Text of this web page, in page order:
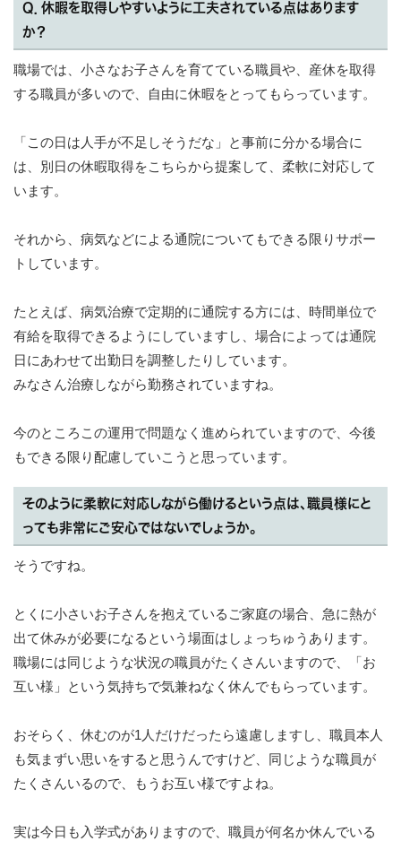
Q．休暇を取得しやすいように工夫されている点はあります
か？
職場では、小さなお子さんを育てている職員や、産休を取得
する職員が多いので、自由に休暇をとってもらっています。
「この日は人手が不足しそうだな」と事前に分かる場合に
は、別日の休暇取得をこちらから提案して、柔軟に対応して
います。
それから、病気などによる通院についてもできる限りサポー
トしています。
たとえば、病気治療で定期的に通院する方には、時間単位で
有給を取得できるようにしていますし、場合によっては通院
日にあわせて出勤日を調整したりしています。
みなさん治療しながら勤務されていますね。
今のところこの運用で問題なく進められていますので、今後
もできる限り配慮していこうと思っています。
そのように柔軟に対応しながら働けるという点は、職員様にと
っても非常にご安心ではないでしょうか。
そうですね。
とくに小さいお子さんを抱えているご家庭の場合、急に熱が
出て休みが必要になるという場面はしょっちゅうあります。
職場には同じような状況の職員がたくさんいますので、「お
互い様」という気持ちで気兼ねなく休んでもらっています。
おそらく、休むのが1人だけだったら遠慮しますし、職員本人
も気まずい思いをすると思うんですけど、同じような職員が
たくさんいるので、もうお互い様ですよね。
実は今日も入学式がありますので、職員が何名か休んでいる